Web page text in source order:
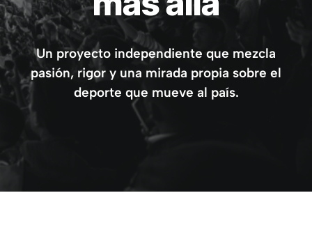
Un proyecto independiente que mezcla
pasión, rigor y una mirada propia sobre el
deporte que mueve al país.